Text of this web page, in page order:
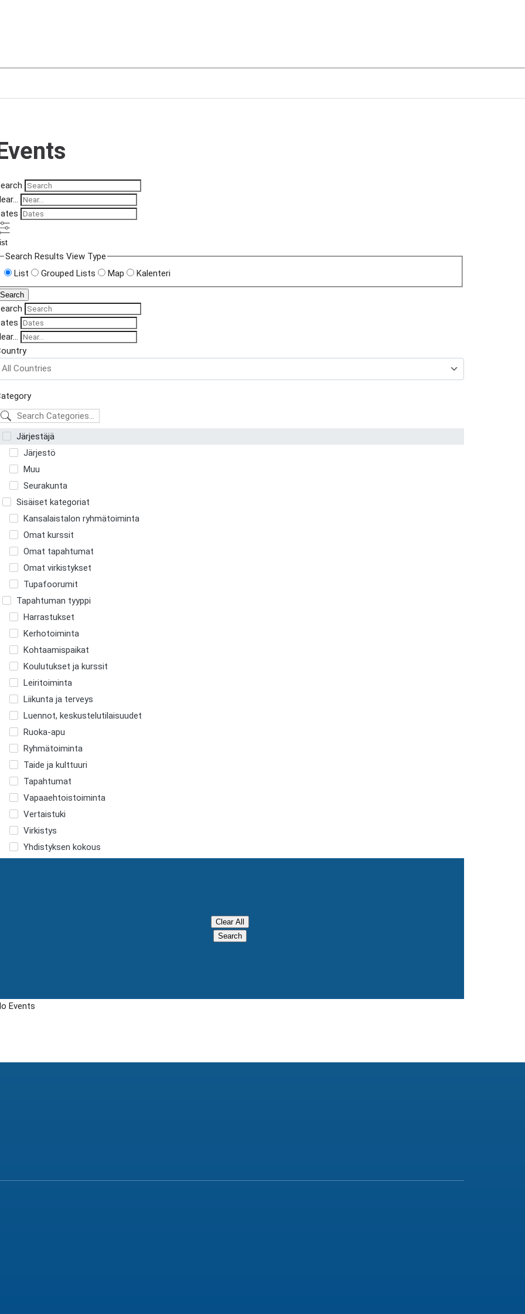
Search Results View Type
List
Grouped Lists Map Kalenteri
Search
Järjestäjä
Järjestö
Muu
Seurakunta
Sisäiset kategoriat
Kansalaistalon ryhmätoiminta
Omat kurssit
Omat tapahtumat
Omat virkistykset
Tupafoorumit
Tapahtuman tyyppi
Harrastukset
Kerhotoiminta
Kohtaamispaikat
Koulutukset ja kurssit
Leiritoiminta
Liikunta ja terveys
Luennot, keskustelutilaisuudet
Ruoka-apu
Ryhmätoiminta
Taide ja kulttuuri
Tapahtumat
Vapaaehtoistoiminta
Vertaistuki
Virkistys
Yhdistyksen kokous
Clear All
Search
Events